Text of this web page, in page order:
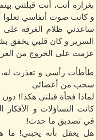
بغزارة أنت، أنت قبلتني
و كانت صوت أنفاسي تعلوا
ساعدني ظلام الغرفة
السرير و كان قلبي يخفق
عزمت على الخروج من
طأطأت رأسي و تعذرت
سحب من أعضائي
لماذا فجأة قبلني هكذا! دون
كانت التساؤلات و
في تصديق ما حدث!
هل يعقل بأنه يحبني! ما